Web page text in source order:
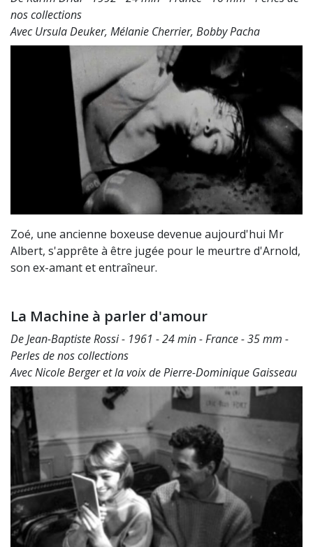
nos collections
Avec Ursula Deuker, Mélanie Cherrier, Bobby Pacha
Zoé, une ancienne boxeuse devenue aujourd'hui Mr
Albert, s'apprête à être jugée pour le meurtre d'Arnold,
son ex-amant et entraîneur.
La Machine à parler d'amour
De Jean-Baptiste Rossi - 1961 - 24 min - France - 35 mm -
Perles de nos collections
Avec Nicole Berger et la voix de Pierre-Dominique Gaisseau